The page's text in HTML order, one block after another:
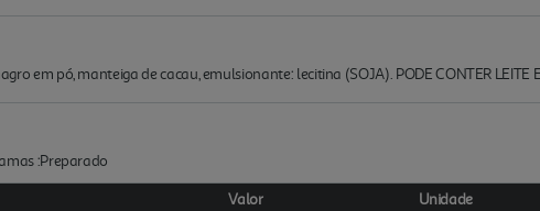
em pó, manteiga de cacau, emulsionante: lecitina (SOJA). PODE CONTER LEITE
:Preparado
Valor
Unidade